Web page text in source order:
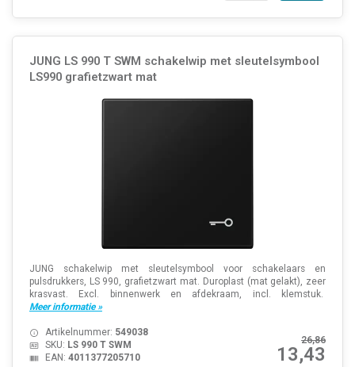
JUNG LS 990 T SWM schakelwip met sleutelsymbool
LS990 grafietzwart mat
JUNG schakelwip met sleutelsymbool voor schakelaars en
pulsdrukkers, LS 990, grafietzwart mat. Duroplast (mat gelakt), zeer
krasvast. Excl. binnenwerk en afdekraam, incl. klemstuk.
Meer informatie »
26,86
13,43
Artikelnummer: 549038
SKU: LS 990 T SWM
EAN: 4011377205710